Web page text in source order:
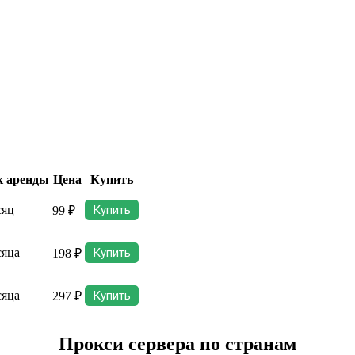
аренды Цена Купить
99 ₽ Купить
198 ₽ Купить
297 ₽ Купить
Прокси сервера по странам